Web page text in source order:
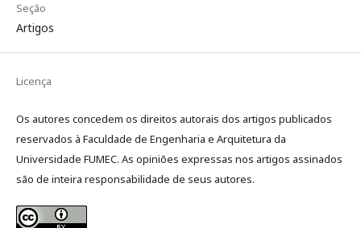
Seção
Artigos
Licença
Os autores concedem os direitos autorais dos artigos publicados
reservados à Faculdade de Engenharia e Arquitetura da
Universidade FUMEC. As opiniões expressas nos artigos assinados
são de inteira responsabilidade de seus autores.